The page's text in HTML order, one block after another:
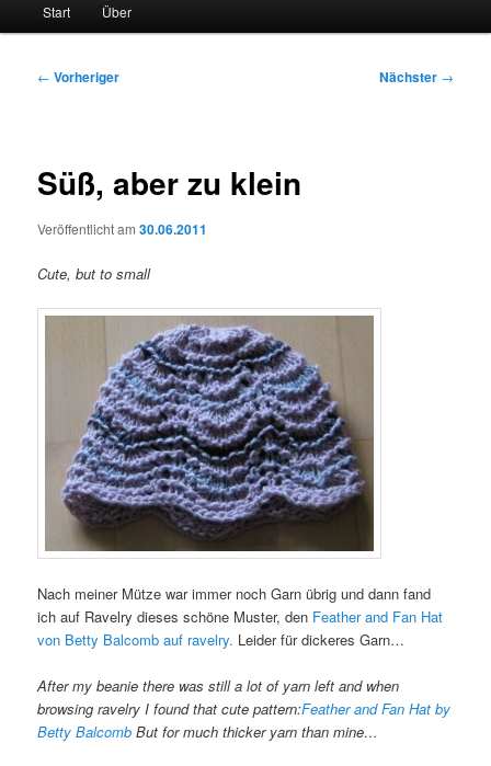
Start Über
Beitragsnavigation
← Vorheriger Nächster →
Süß, aber zu klein
Veröffentlicht am30.06.2011
Cute, but to small
Nach meiner Mütze war immer noch Garn übrig und dann fand
ich auf Ravelry dieses schöne Muster, den Feather and Fan Hat
von Betty Balcombauf ravelry. Leider für dickeres Garn…
After my beanie there was still a lot of yarn left and when
browsing ravelry I found that cute pattern:Feather and Fan Hat by
Betty Balcomb But for much thicker yarn than mine…